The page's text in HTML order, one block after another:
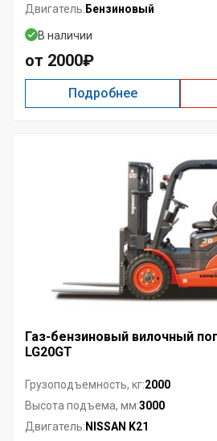
Двигатель: Бензиновый
В наличии
от 2000₽
Подробнее
Газ-бензиновый вилочный
LG20GT
Грузоподъемность, кг:2000
Высота подъема, мм:3000
Двигатель: NISSAN K21